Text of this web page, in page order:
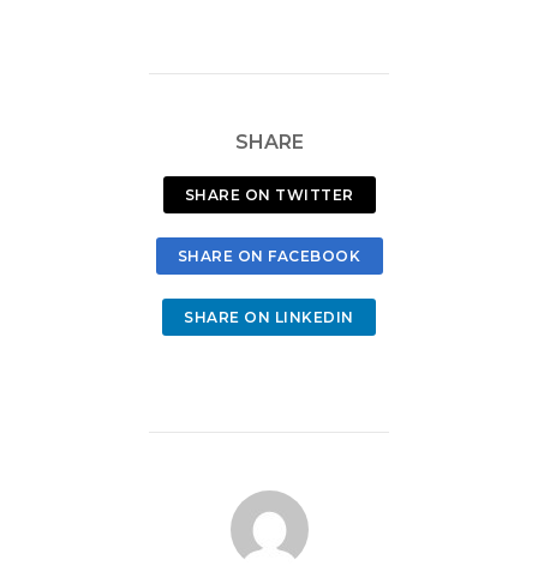
SHARE
SHARE ON TWITTER
SHARE ON FACEBOOK
SHARE ON LINKEDIN